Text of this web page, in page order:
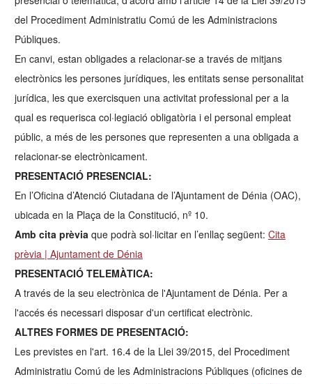
del Procediment Administratiu Comú de les Administracions
Públiques.
En canvi, estan obligades a relacionar-se a través de mitjans
electrònics les persones jurídiques, les entitats sense personalitat
jurídica, les que exercisquen una activitat professional per a la
qual es requerisca col·legiació obligatòria i el personal empleat
públic, a més de les persones que representen a una obligada a
relacionar-se electrònicament.
PRESENTACIÓ PRESENCIAL:
En l’Oficina d’Atenció Ciutadana de l’Ajuntament de Dénia (OAC),
ubicada en la Plaça de la Constitució, nº 10.
Amb cita prèvia que podrà sol·licitar en l’enllaç següent: Cita
prèvia | Ajuntament de Dénia
PRESENTACIÓ TELEMÀTICA:
A través de la seu electrònica de l'Ajuntament de Dénia. Per a
l'accés és necessari disposar d'un certificat electrònic.
ALTRES FORMES DE PRESENTACIÓ:
Les previstes en l'art. 16.4 de la Llei 39/2015, del Procediment
Administratiu Comú de les Administracions Públiques (oficines de